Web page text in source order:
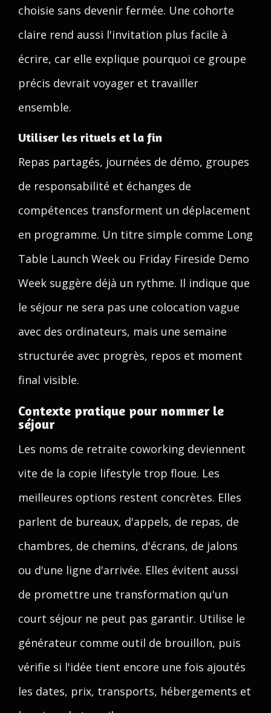
choisie sans devenir fermée. Une cohorte
claire rend aussi l'invitation plus facile à
écrire, car elle explique pourquoi ce groupe
précis devrait voyager et travailler
ensemble.
Utiliser les rituels et la fin
Repas partagés, journées de démo, groupes
de responsabilité et échanges de
compétences transforment un déplacement
en programme. Un titre simple comme Long
Table Launch Week ou Friday Fireside Demo
Week suggère déjà un rythme. Il indique que
le séjour ne sera pas une colocation vague
avec des ordinateurs, mais une semaine
structurée avec progrès, repos et moment
final visible.
Contexte pratique pour nommer le
séjour
Les noms de retraite coworking deviennent
vite de la copie lifestyle trop floue. Les
meilleures options restent concrètes. Elles
parlent de bureaux, d'appels, de repas, de
chambres, de chemins, d'écrans, de jalons
ou d'une ligne d'arrivée. Elles évitent aussi
de promettre une transformation qu'un
court séjour ne peut pas garantir. Utilise le
générateur comme outil de brouillon, puis
vérifie si l'idée tient encore une fois ajoutés
les dates, prix, transports, hébergements et